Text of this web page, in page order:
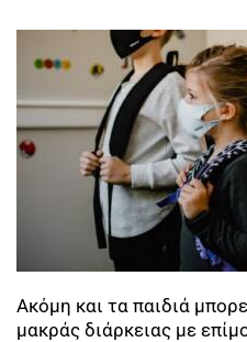
Ακόμη και τα παιδιά
μακράς διάρκειας με